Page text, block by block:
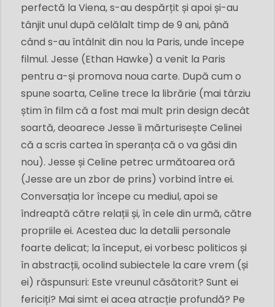
perfectă la Viena, s-au despărțit și apoi și-au
tânjit unul după celălalt timp de 9 ani, până
când s-au întâlnit din nou la Paris, unde începe
filmul. Jesse (Ethan Hawke) a venit la Paris
pentru a-și promova noua carte. După cum o
spune soarta, Celine trece la librărie (mai târziu
știm în film că a fost mai mult prin design decât
soartă, deoarece Jesse îi mărturisește Celinei
că a scris cartea în speranța că o va găsi din
nou). Jesse și Celine petrec următoarea oră
(Jesse are un zbor de prins) vorbind între ei.
Conversația lor începe cu mediul, apoi se
îndreaptă către relații și, în cele din urmă, către
propriile ei. Acestea duc la detalii personale
foarte delicat; la început, ei vorbesc politicos și
în abstracții, ocolind subiectele la care vrem (și
ei) răspunsuri: Este vreunul căsătorit? Sunt ei
fericiți? Mai simt ei acea atracție profundă? Pe